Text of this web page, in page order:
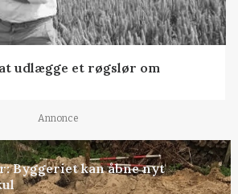
udlægge et røgslør om
Annonce
Byggeriet kan åbne nyt